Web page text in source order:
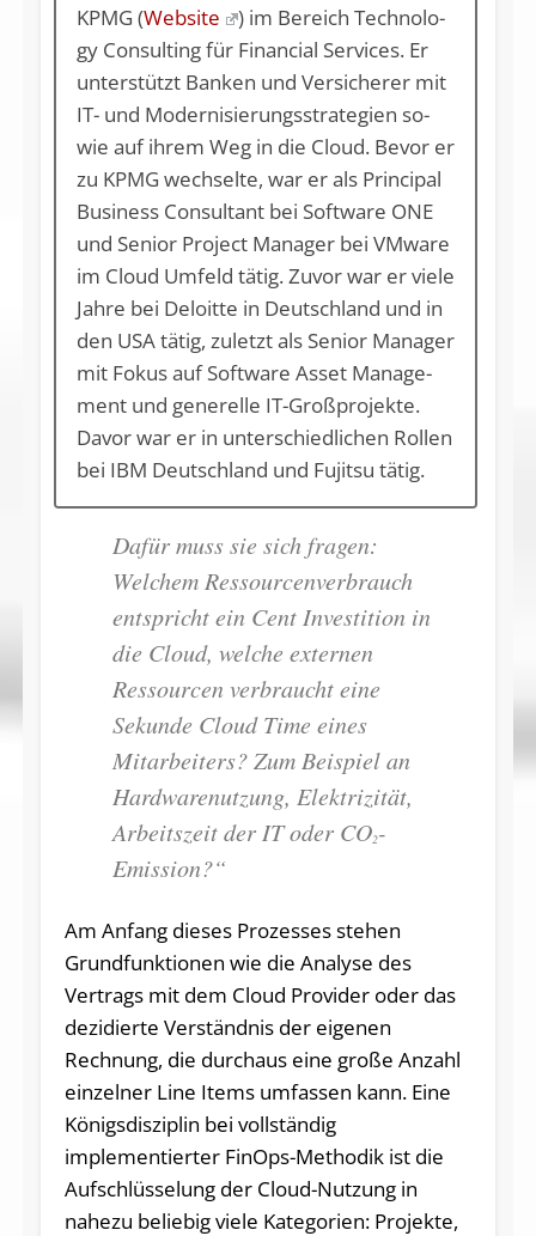
KPMG (Website
) im Be­reich Tech­no­lo­
gy Con­sul­ting für Fi­nan­ci­al Ser­vices. Er
un­ter­stützt Ban­ken und Ver­si­che­rer mit
IT- und Mo­der­ni­sie­rungs­stra­te­gi­en so­
wie auf ih­rem Weg in die Cloud. Be­vor er
zu KPMG wech­sel­te, war er als Prin­ci­pal
Busi­ness Con­sul­tant bei Soft­ware ONE
und Se­ni­or Pro­ject Ma­na­ger bei VM­ware
im Cloud Um­feld tä­tig. Zu­vor war er vie­le
Jah­re bei De­loit­te in Deutsch­land und in
den USA tä­tig, zu­letzt als Se­ni­or Ma­na­ger
mit Fo­kus auf Soft­ware As­set Ma­nage­
ment und ge­ne­rel­le IT-Gro­ß­pro­jek­te.
Da­vor war er in un­ter­schied­li­chen Rol­len
bei IBM Deutsch­land und Fu­jit­su tätig.
Dafür muss sie sich fragen:
Welchem Ressourcenverbrauch
entspricht ein Cent Investition in
die Cloud, welche externen
Ressourcen verbraucht eine
Sekunde Cloud Time eines
Mitarbeiters? Zum Beispiel an
Hardwarenutzung, Elektrizität,
Arbeitszeit der IT oder CO2-
Emission?“
Am Anfang dieses Prozesses stehen
Grundfunktionen wie die Analyse des
Vertrags mit dem Cloud Provider oder das
dezidierte Verständnis der eigenen
Rechnung, die durchaus eine große Anzahl
einzelner Line Items umfassen kann. Eine
Königsdisziplin bei vollständig
implementierter FinOps-Methodik ist die
Aufschlüsselung der Cloud-Nutzung in
nahezu beliebig viele Kategorien: Projekte,